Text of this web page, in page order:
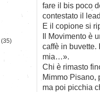
fare il bis poco
contestato il
E il copione si
Il Movimento è
caffè in buvette.
mia…».
Chi è rimasto
Mimmo Pisano,
ma poi picchia
(35)